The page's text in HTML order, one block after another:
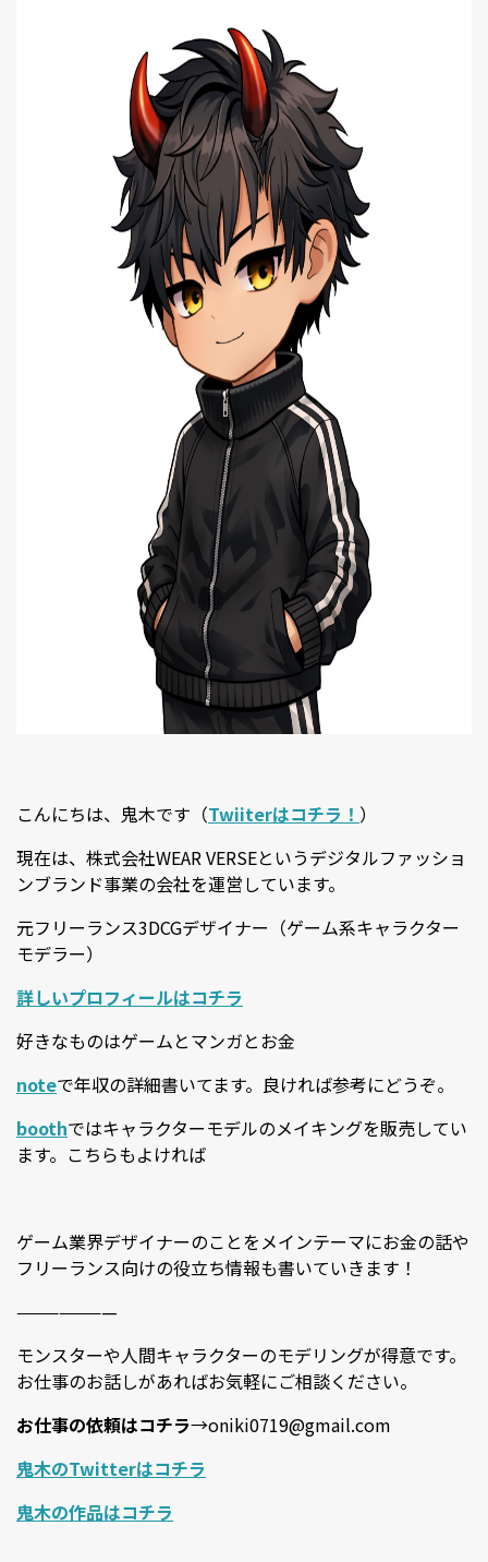
こんにちは、鬼木です（Twiiterはコチラ！ ）
現在は、株式会社WEAR VERSEというデジタルファッショ
ンブランド事業の会社を運営しています。
元フリーランス3DCGデザイナー（ゲーム系キャラクター
モデラー）
詳しいプロフィールはコチラ
好きなものはゲームとマンガとお金
noteで年収の詳細書いてます。良ければ参考にどうぞ。
boothではキャラクターモデルのメイキングを販売してい
ます。こちらもよければ
ゲーム業界デザイナーのことをメインテーマにお金の話や
フリーランス向けの役立ち情報も書いていきます！
———————
モンスターや人間キャラクターのモデリングが得意です。
お仕事のお話しがあればお気軽にご相談ください。
お仕事の依頼はコチラ→oniki0719@gmail.com
鬼木のTwitterはコチラ
鬼木の作品はコチラ